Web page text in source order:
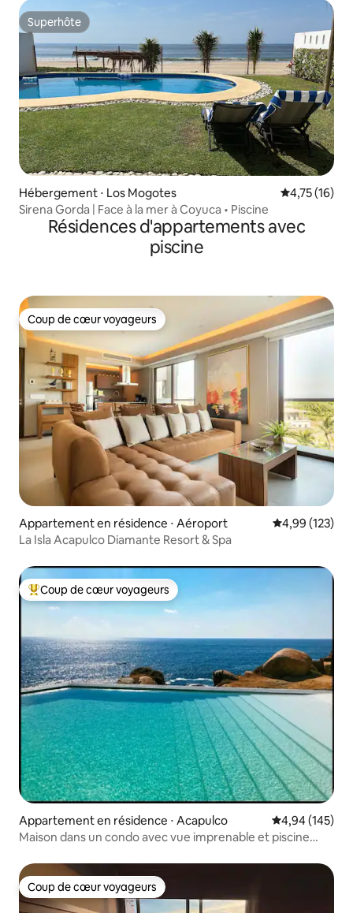
Superhôte
Superhôte
Hébergement ⋅ Los Mogotes Évaluation
4,75 (16)
Sirena Gorda | Face à la mer à Coyuca • Piscine
Résidences d'appartements avec
piscine
Coup de cœur voyageurs
Coup de cœur voyageurs
Appartement en résidence ⋅ Aéroport Évaluation
4,99 (123)
La Isla Acapulco Diamante Resort & Spa
Coups de cœur voyageurs les plus appréciés
Coup de cœur voyageurs
Appartement en résidence ⋅ Acapulco Évaluation
4,94 (145)
Maison dans un condo avec vue imprenable et piscine
Coup de cœur voyageurs
Coup de cœur voyageurs